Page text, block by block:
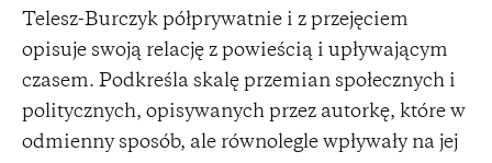
Telesz-Burczyk półprywatnie i z przejęciem
opisuje swoją relację z powieścią i upływającym
czasem. Podkreśla skalę przemian społecznych i
politycznych, opisywanych przez autorkę, które w
odmienny sposób, ale równolegle wpływały na jej